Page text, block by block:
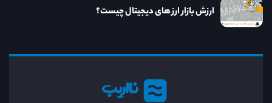
نااریب
ارزش بازار ارز های دیجیتال چیست؟